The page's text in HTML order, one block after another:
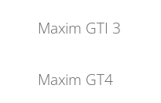
Maxim GTI 3
Maxim GT4